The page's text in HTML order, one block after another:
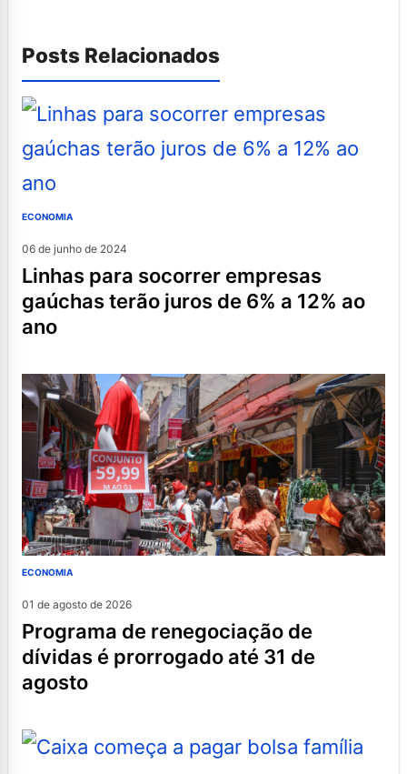
Posts Relacionados
ECONOMIA
06 de junho de 2024
linhas para socorrer empresas
gaúchas terão juros de 6% a 12% ao
ano
ECONOMIA
01 de agosto de 2026
programa de renegociação de
dívidas é prorrogado até 31 de
agosto